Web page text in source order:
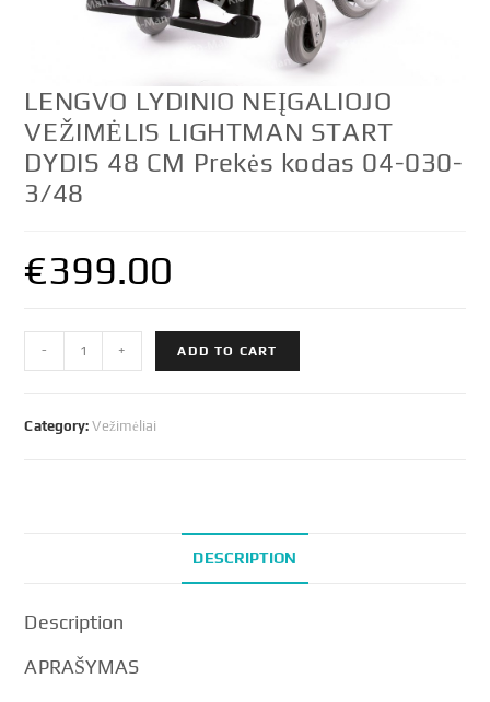
LENGVO LYDINIO NEĮGALIOJO
VEŽIMĖLIS LIGHTMAN START
DYDIS 48 CM Prekės kodas 04-030-
3/48
€399.00
LYDINIO
LIGHTMAN
030-
quantity
- + ADD TO CART
Category:Vežimėliai
DESCRIPTION
Description
APRAŠYMAS